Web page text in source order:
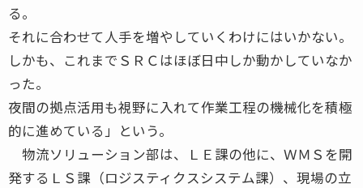
る。
それに合わせて人手を増やしていくわけにはいかない。
しかも、これまでＳＲＣはほぼ日中しか動かしていなか
った。
夜間の拠点活用も視野に入れて作業工程の機械化を積極
的に進めている」という。
物流ソリューション部は、ＬＥ課の他に、ＷＭＳを開
発するＬＳ課（ロジスティクスシステム課）、現場の立